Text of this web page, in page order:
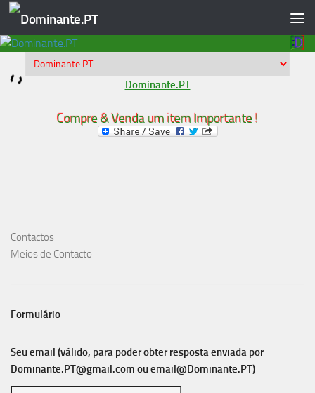
Skip to content
Dominante.PT
Compre & Venda um item Importante !
Contactos
Meios de Contacto
Formulário
Seu email (válido, para poder obter resposta enviada por
Dominante.PT@gmail.com ouemail@Dominante.PT)